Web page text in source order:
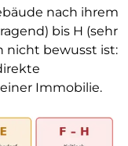
nach ihrem
bis H (sehr
nicht bewusst ist:
Immobilie.